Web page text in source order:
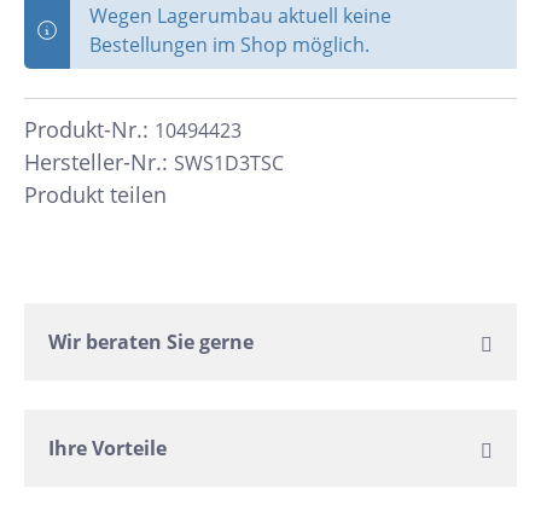
Wegen Lagerumbau aktuell keine
Bestellungen im Shop möglich.
Hersteller-Nr.: SWS1D3TSC
Produkt-Nr.: 10494423
Produkt teilen
Wir beraten Sie gerne
Ihre Vorteile